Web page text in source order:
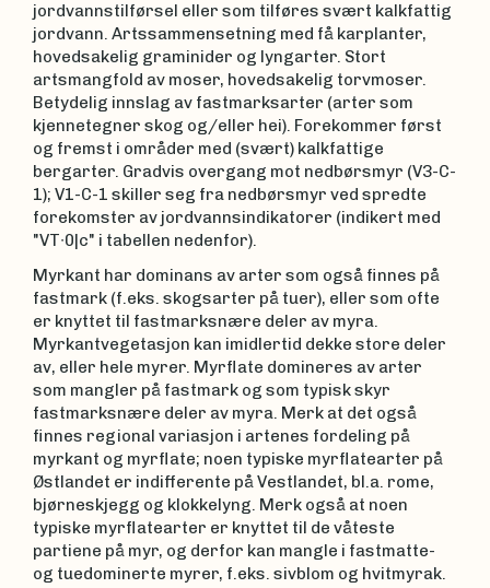
jordvannstilførsel eller som tilføres svært kalkfattig
jordvann. Artssammensetning med få karplanter,
hovedsakelig graminider og lyngarter. Stort
artsmangfold av moser, hovedsakelig torvmoser.
Betydelig innslag av fastmarksarter (arter som
kjennetegner skog og/eller hei). Forekommer først
og fremst i områder med (svært) kalkfattige
bergarter. Gradvis overgang mot nedbørsmyr (V3-C-
1); V1-C-1 skiller seg fra nedbørsmyr ved spredte
forekomster av jordvannsindikatorer (indikert med
"VT∙0|c" i tabellen nedenfor).
Myrkant har dominans av arter som også finnes på
fastmark (f.eks. skogsarter på tuer), eller som ofte
er knyttet til fastmarksnære deler av myra.
Myrkantvegetasjon kan imidlertid dekke store deler
av, eller hele myrer. Myrflate domineres av arter
som mangler på fastmark og som typisk skyr
fastmarksnære deler av myra. Merk at det også
finnes regional variasjon i artenes fordeling på
myrkant og myrflate; noen typiske myrflatearter på
Østlandet er indifferente på Vestlandet, bl.a. rome,
bjørneskjegg og klokkelyng. Merk også at noen
typiske myrflatearter er knyttet til de våteste
partiene på myr, og derfor kan mangle i fastmatte-
og tuedominerte myrer, f.eks. sivblom og hvitmyrak.